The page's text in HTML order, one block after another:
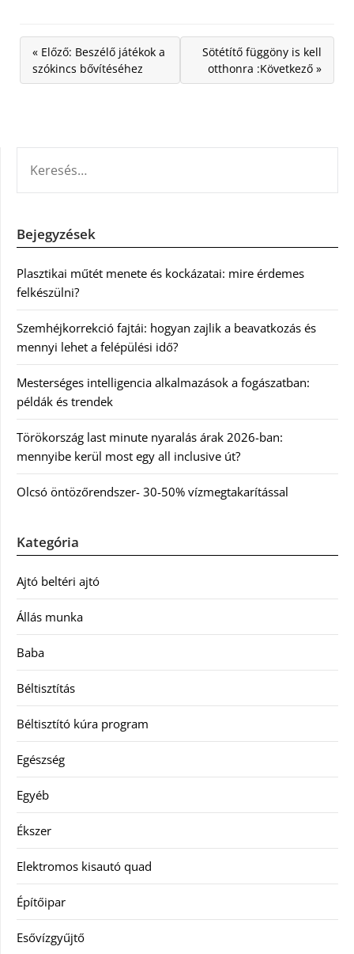
« Előző: Beszélő játékok a
szókincs bővítéséhez
Sötétítő függöny is kell
otthonra :Következő »
Bejegyzések
Plasztikai műtét menete és kockázatai: mire érdemes
felkészülni?
Szemhéjkorrekció fajtái: hogyan zajlik a beavatkozás és
mennyi lehet a felépülési idő?
Mesterséges intelligencia alkalmazások a fogászatban:
példák és trendek
Törökország last minute nyaralás árak 2026-ban:
mennyibe kerül most egy all inclusive út?
Olcsó öntözőrendszer- 30-50% vízmegtakarítással
Kategória
Ajtó beltéri ajtó
Állás munka
Baba
Béltisztítás
Béltisztító kúra program
Egészség
Egyéb
Ékszer
Elektromos kisautó quad
Építőipar
Esővízgyűjtő